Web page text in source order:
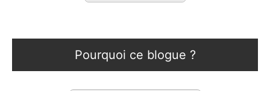
Pourquoi ce blogue ?